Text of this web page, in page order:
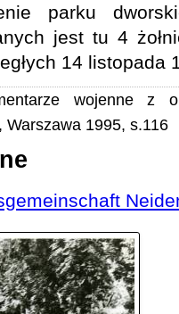
parku
jest tu 4
14 listopada
wojenne z
1995, s.116